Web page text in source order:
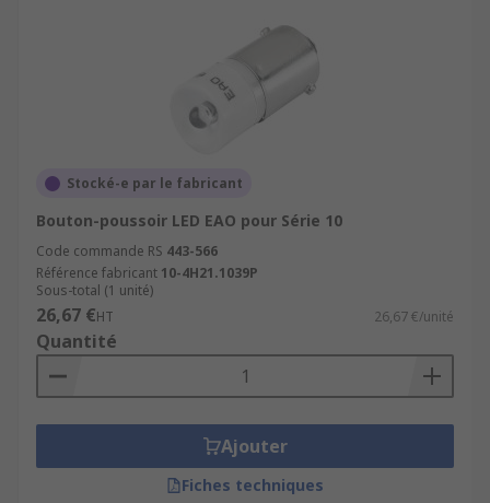
Stocké-e par le fabricant
Bouton-poussoir LED EAO pour Série 10
Code commande RS 443-566
Référence fabricant 10-4H21.1039P
Sous-total (1 unité)
26,67 €HT 26,67 €/unité
Quantité
Ajouter
Fiches techniques